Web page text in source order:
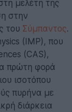
μελέτη της
στην
του Σύμπαντος.
(IMP), που
(CAS),
πρώτη φορά
ισοτόπου
πυρήνα με
διάρκεια